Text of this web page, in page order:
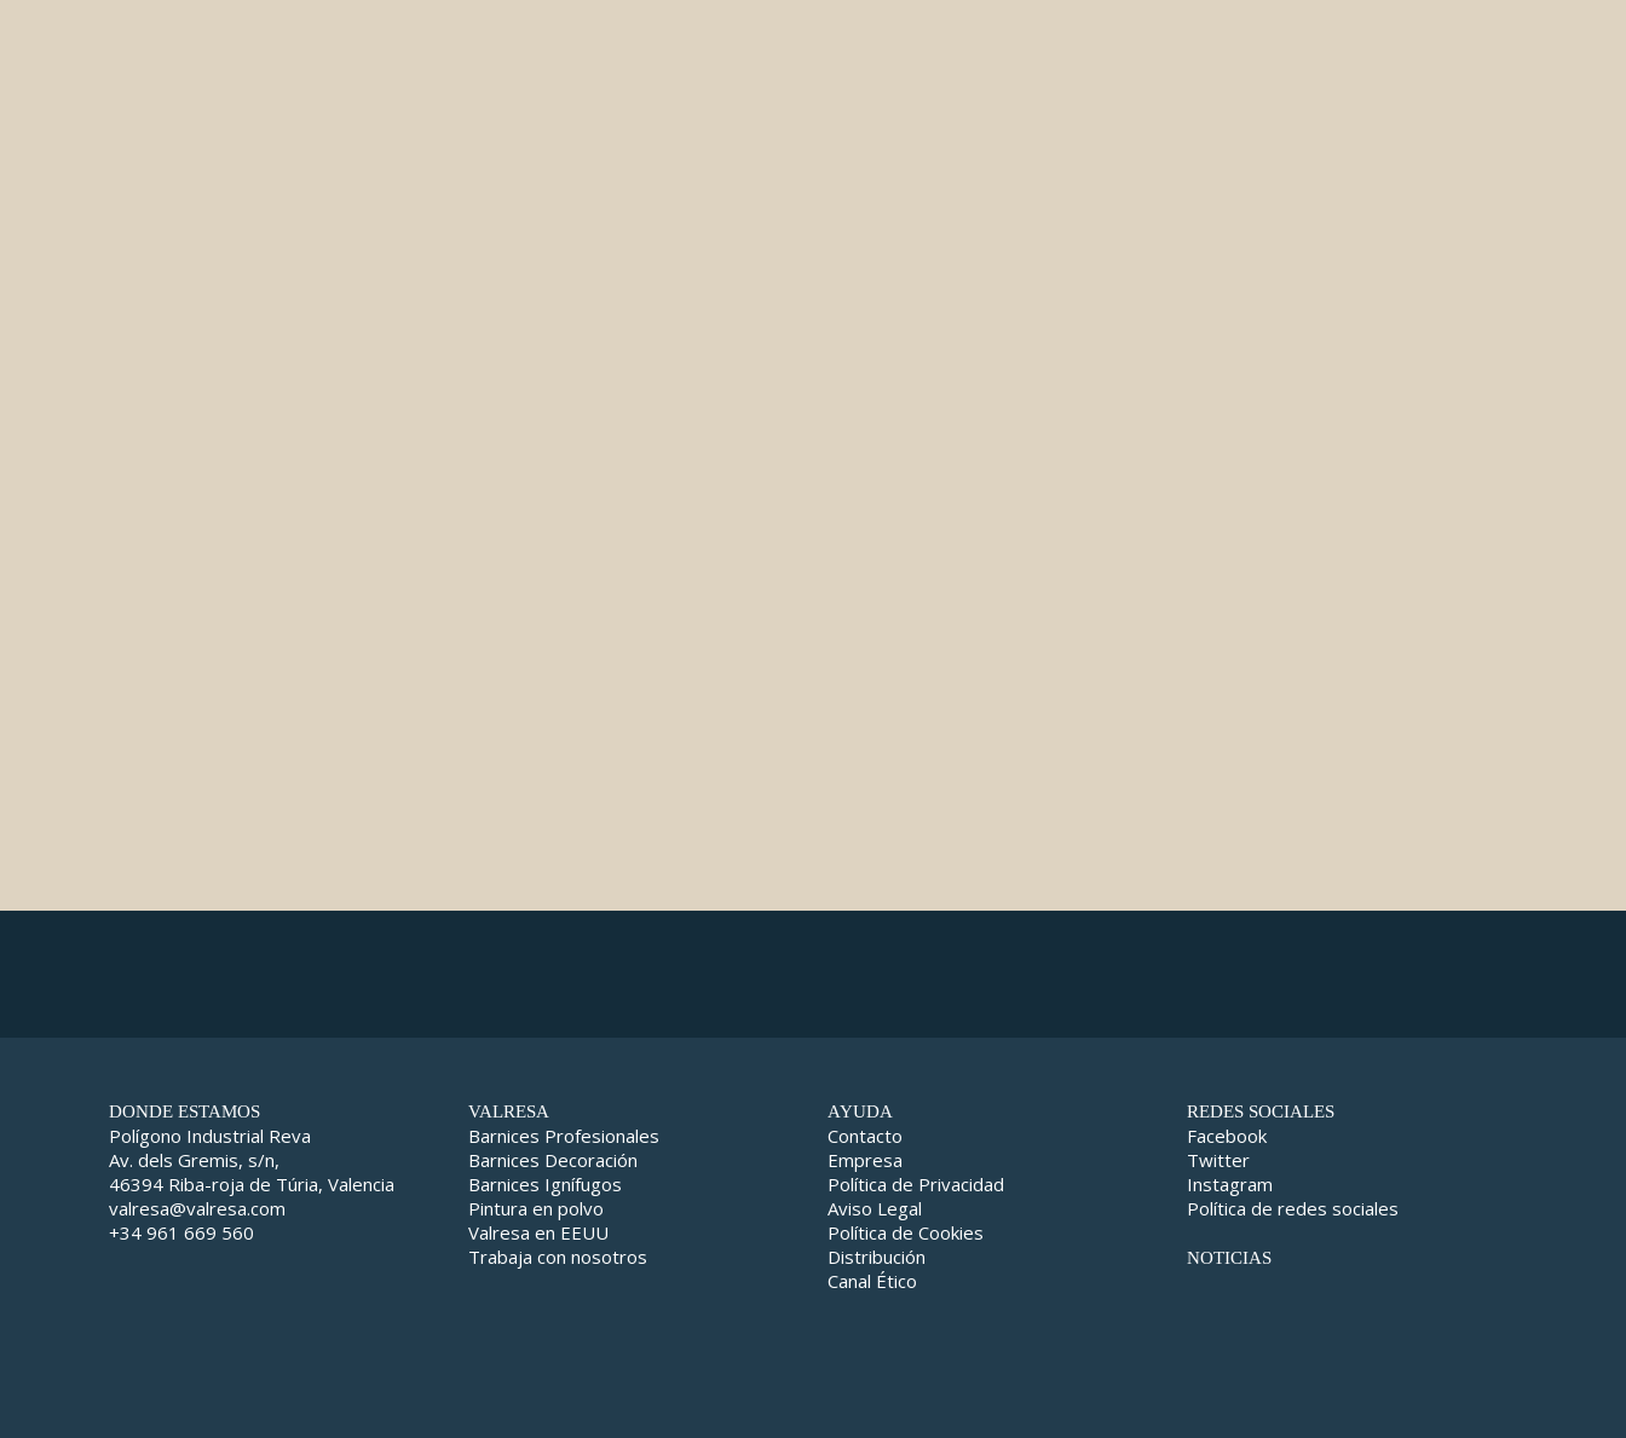
DONDE ESTAMOS
Polígono Industrial Reva
Av. dels Gremis, s/n,
46394 Riba-roja de Túria, Valencia
valresa@valresa.com
+34 961 669 560
VALRESA
Barnices Profesionales
Barnices Decoración
Barnices Ignífugos
Pintura en polvo
Valresa en EEUU
Trabaja con nosotros
AYUDA
Contacto
Empresa
Política de Privacidad
Aviso Legal
Política de Cookies
Distribución
Canal Ético
REDES SOCIALES
Facebook
Twitter
Instagram
Política de redes sociales
NOTICIAS